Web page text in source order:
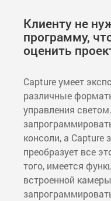
Клиенту не
программу,
оценить
Capture умеет
различные
управления
консоли, а Capture
преобразует все
того, имеется
встроенной